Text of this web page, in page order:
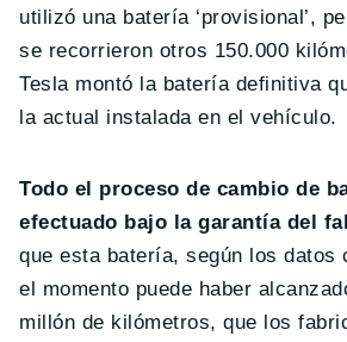
utilizó una batería ‘provisional’,
se recorrieron otros 150.000
Tesla montó la batería definitiva
la actual instalada en el vehículo.
Todo el proceso de cambio de
efectuado bajo la garantía del
que esta batería, según los datos
el momento puede haber
millón de kilómetros, que los